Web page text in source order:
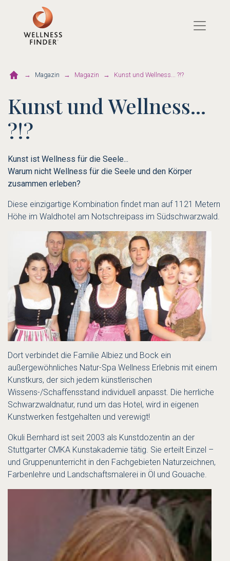
Magazin Magazin Kunst und Wellness... ?!?
Kunst und Wellness...
?!?
Kunst ist Wellness für die Seele...
Warum nicht Wellness für die Seele und den Körper
zusammen erleben?
Diese einzigartige Kombination findet man auf 1121 Metern
Höhe im Waldhotel am Notschreipass im Südschwarzwald.
Dort verbindet die Familie Albiez und Bock ein
außergewöhnliches Natur-Spa Wellness Erlebnis mit einem
Kunstkurs, der sich jedem künstlerischen
Wissens-/Schaffensstand individuell anpasst. Die herrliche
Schwarzwaldnatur, rund um das Hotel, wird in eigenen
Kunstwerken festgehalten und verewigt!
Okuli Bernhard ist seit 2003 als Kunstdozentin an der
Stuttgarter CMKA Kunstakademie tätig. Sie erteilt Einzel –
und Gruppenunterricht in den Fachgebieten Naturzeichnen,
Farbenlehre und Landschaftsmalerei in Öl und Gouache.